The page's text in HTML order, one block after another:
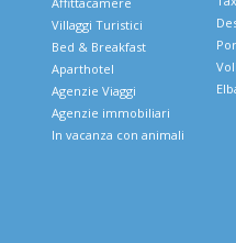
Villaggi Turistici
Bed & Breakfast
Aparthotel
Agenzie Viaggi
Agenzie immobiliari
In vacanza con animali
Voli